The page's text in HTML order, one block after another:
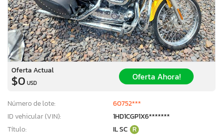
Oferta Actual
$0 USD
Oferta Ahora!
Número de lote:
60752***
ID vehicular (VIN):
1HD1CGP1X6*******
Título:
IL SC R